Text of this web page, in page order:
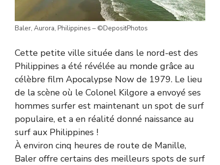
Baler, Aurora, Philippines – ©DepositPhotos
Cette petite ville située dans le nord-est des
Philippines a été révélée au monde grâce au
célèbre film Apocalypse Now de 1979. Le lieu
de la scène où le Colonel Kilgore a envoyé ses
hommes surfer est maintenant un spot de surf
populaire, et a en réalité donné naissance au
surf aux Philippines !
À environ cinq heures de route de Manille,
Baler offre certains des meilleurs spots de surf